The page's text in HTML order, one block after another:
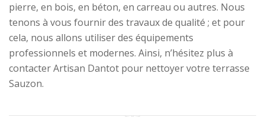
pierre, en bois, en béton, en carreau ou autres. Nous
tenons à vous fournir des travaux de qualité ; et pour
cela, nous allons utiliser des équipements
professionnels et modernes. Ainsi, n’hésitez plus à
contacter Artisan Dantot pour nettoyer votre terrasse
Sauzon.